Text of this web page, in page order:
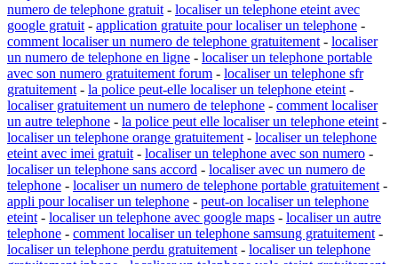
numero de telephone gratuit - localiser un telephone eteint avec
google gratuit - application gratuite pour localiser un telephone -
comment localiser un numero de telephone gratuitement - localiser
un numero de telephone en ligne - localiser un telephone portable
avec son numero gratuitement forum - localiser un telephone sfr
gratuitement - la police peut-elle localiser un telephone eteint -
localiser gratuitement un numero de telephone - comment localiser
un autre telephone - la police peut elle localiser un telephone eteint -
localiser un telephone orange gratuitement - localiser un telephone
eteint avec imei gratuit - localiser un telephone avec son numero -
localiser un telephone sans accord - localiser avec un numero de
telephone - localiser un numero de telephone portable gratuitement -
appli pour localiser un telephone - peut-on localiser un telephone
eteint - localiser un telephone avec google maps - localiser un autre
telephone - comment localiser un telephone samsung gratuitement -
localiser un telephone perdu gratuitement - localiser un telephone